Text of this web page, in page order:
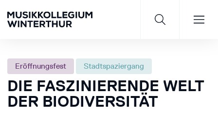
Saisonprogramm 26/27
Eröffnungsfest Stadtspaziergang
DIE FASZINIERENDE WELT
DER BIODIVERSITÄT